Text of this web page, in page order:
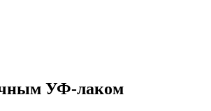
УФ-лаком